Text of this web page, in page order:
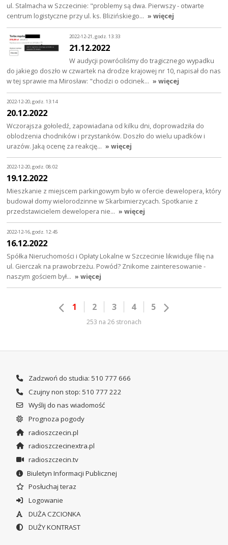
ul. Stalmacha w Szczecinie: "problemy są dwa. Pierwszy - otwarte
centrum logistyczne przy ul. ks. Blizińskiego… » więcej
2022-12-21, godz. 13:33
21.12.2022
W audycji powróciliśmy do tragicznego wypadku
do jakiego doszło w czwartek na drodze krajowej nr 10, napisał do nas
w tej sprawie ma Mirosław: "chodzi o odcinek… » więcej
2022-12-20, godz. 13:14
20.12.2022
Wczorajsza gołoledź, zapowiadana od kilku dni, doprowadziła do
oblodzenia chodników i przystanków. Doszło do wielu upadków i
urazów. Jaką ocenę za reakcję… » więcej
2022-12-20, godz. 08:02
19.12.2022
Mieszkanie z miejscem parkingowym było w ofercie dewelopera, który
budował domy wielorodzinne w Skarbimierzycach. Spotkanie z
przedstawicielem dewelopera nie… » więcej
2022-12-16, godz. 12:45
16.12.2022
Spółka Nieruchomości i Opłaty Lokalne w Szczecinie likwiduje filię na
ul. Gierczak na prawobrzeżu. Powód? Znikome zainteresowanie -
naszym gościem był… » więcej
1 2 3 4 5
253 na 26 stronach
Zadzwoń do studia: 510 777 666
Czujny non stop: 510 777 222
Wyślij do nas wiadomość
Prognoza pogody
radioszczecin.pl
radioszczecinextra.pl
radioszczecin.tv
Biuletyn Informacji Publicznej
Posłuchaj teraz
Logowanie
DUŻA CZCIONKA
DUŻY KONTRAST